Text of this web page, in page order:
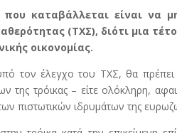
καταβάλλεται είναι να
(ΤΧΣ), διότι μια
οικονομίας.
τον έλεγχο του ΤΧΣ, θα πρέπει
της τρόικας – είτε ολόκληρη,
πιστωτικών ιδρυμάτων της